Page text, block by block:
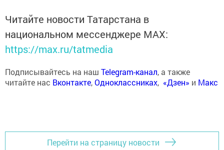
Читайте новости Татарстана в
национальном мессенджере MАХ:
https://max.ru/tatmedia
Подписывайтесь на наш Telegram-канал, а также
читайте нас Вконтакте,Одноклассниках, «Дзен» и Макс
Перейти на страницу новости